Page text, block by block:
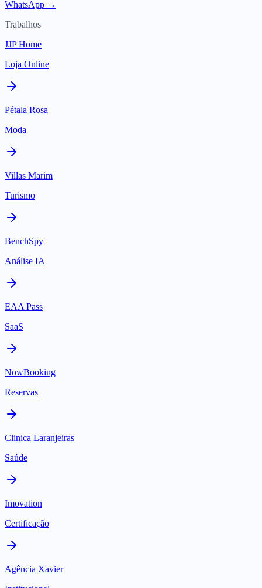
WhatsApp →
Trabalhos
JJP Home
Loja Online
Pétala Rosa
Moda
Villas Marim
Turismo
BenchSpy
Análise IA
EAA Pass
SaaS
NowBooking
Reservas
Clinica Laranjeiras
Saúde
Imovation
Certificação
Agência Xavier